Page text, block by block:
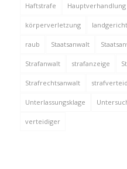
Haftstrafe Hauptverhandlung
körperverletzung landgericht
raub Staatsanwalt
Strafanwalt strafanzeige
Strafrechtsanwalt
Unterlassungsklage
verteidiger